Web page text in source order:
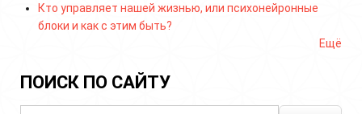
Кто управляет нашей жизнью, или психонейронные
блоки и как с этим быть?
Ещё
ПОИСК ПО САЙТУ